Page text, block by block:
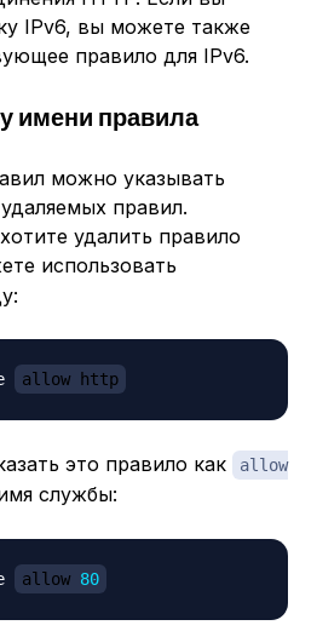
IPv6, вы можете также
правило для IPv6.
имени правила
можно указывать
правил.
удалить правило
использовать
allow http
это правило как
allow
службы:
allow 80